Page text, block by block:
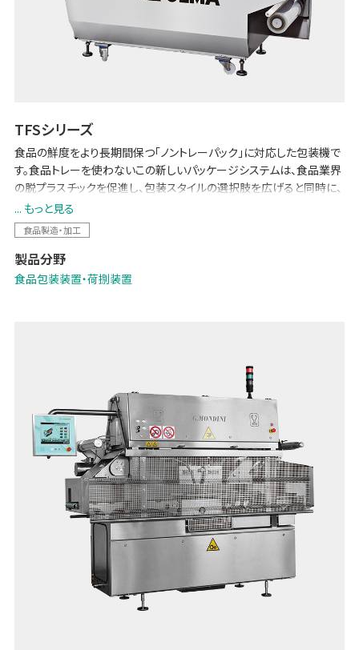
TFSシリーズ
食品の鮮度をより長期間保つ「ノントレーパック」に対応した包装機で
す。食品トレーを使わないこの新しいパッケージシステムは、食品業界
の脱プラスチックを促進し、包装スタイルの選択肢を広げると同時に、
資材コストの削減とフードロス削減に貢献します。
... もっと見る
食品製造・加工
製品分野
食品包装装置・荷捌装置